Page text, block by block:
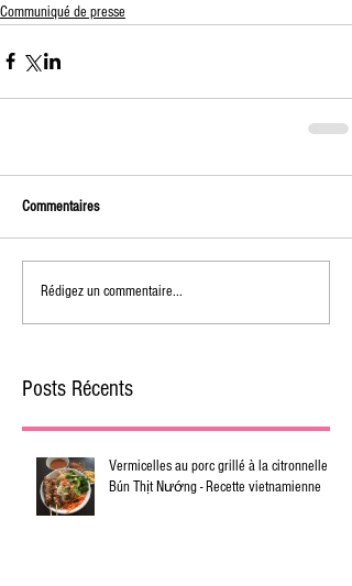
Communiqué de presse
Commentaires
Rédigez un commentaire...
Posts Récents
Vermicelles au porc grillé à la citronnelle -
Bún Thịt Nướng - Recette vietnamienne